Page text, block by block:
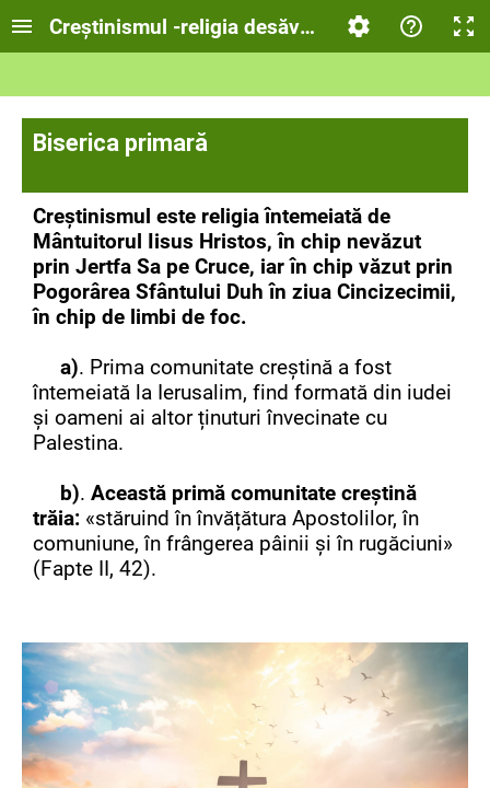
Creștinismul -religia desăvârșită a iubirii
Biserica primară
Creștinismul este religia întemeiată de
Mântuitorul Iisus Hristos, în chip nevăzut
prin Jertfa Sa pe Cruce, iar în chip văzut prin
Pogorârea Sfântului Duh în ziua Cincizecimii,
în chip de limbi de foc.
a). Prima comunitate creștină a fost
întemeiată la Ierusalim, find formată din iudei
și oameni ai altor ținuturi învecinate cu
Palestina.
b). Această primă comunitate creștină
trăia: «stăruind în învățătura Apostolilor, în
comuniune, în frângerea pâinii și în rugăciuni»
(Fapte II, 42).